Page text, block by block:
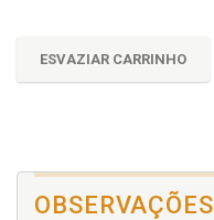
ESVAZIAR CARRINHO
OBSERVAÇÕES